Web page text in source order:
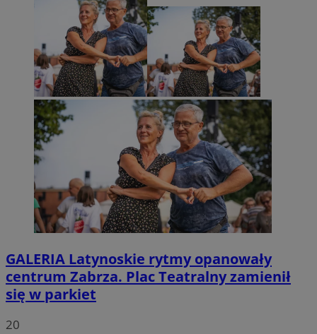
GALERIA Latynoskie rytmy opanowały
centrum Zabrza. Plac Teatralny zamienił
się w parkiet
20